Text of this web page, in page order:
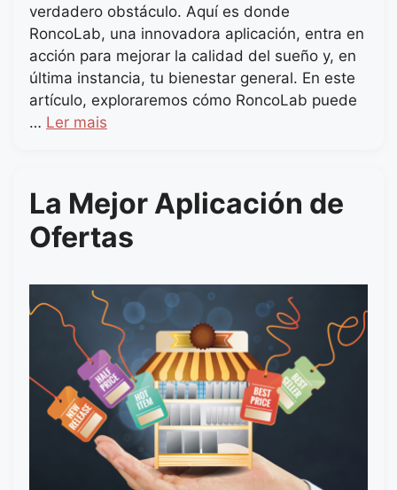
verdadero obstáculo. Aquí es donde
RoncoLab, una innovadora aplicación, entra en
acción para mejorar la calidad del sueño y, en
última instancia, tu bienestar general. En este
artículo, exploraremos cómo RoncoLab puede
… Ler mais
La Mejor Aplicación de
Ofertas